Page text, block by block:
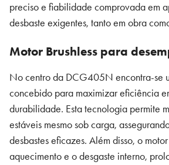
preciso e fiabilidade comprovada em
desbaste exigentes, tanto em obra
Motor Brushless para
No centro da DCG405N encontra-se
concebido para maximizar eficiência
durabilidade. Esta tecnologia permite
estáveis mesmo sob carga,
desbastes eficazes. Além disso, o
aquecimento e o desgaste interno,